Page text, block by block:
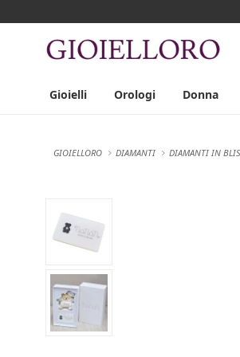
Gioielli Orologi Donna
GIOIELLORO DIAMANTI DIAMANTI IN